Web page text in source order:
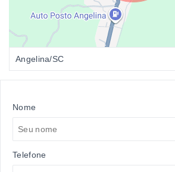
Angelina/SC
Nome
Telefone